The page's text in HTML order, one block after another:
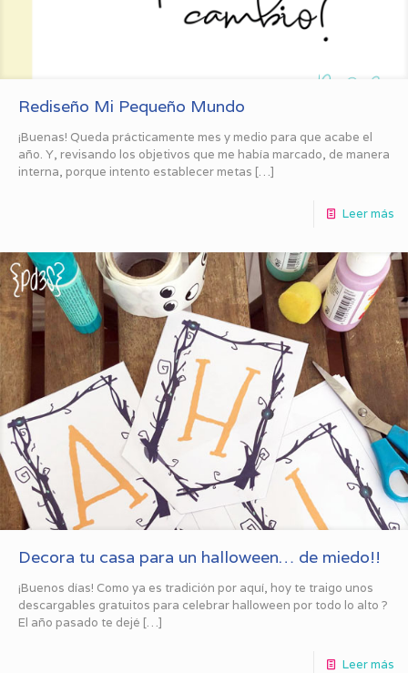
Rediseño Mi Pequeño Mundo
¡Buenas! Queda prácticamente mes y medio para que acabe el
año. Y, revisando los objetivos que me había marcado, de manera
interna, porque intento establecer metas […]
Leer más
Decora tu casa para un halloween… de miedo!!
¡Buenos días! Como ya es tradición por aquí, hoy te traigo unos
descargables gratuitos para celebrar halloween por todo lo alto ?
El año pasado te dejé […]
Leer más